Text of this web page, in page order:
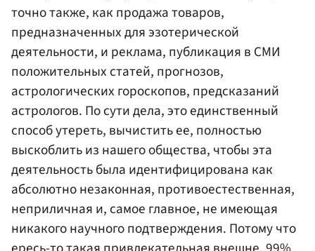
точно также, как продажа товаров,
предназначенных для эзотерической
деятельности, и реклама, публикация в СМИ
положительных статей, прогнозов,
астрологических гороскопов, предсказаний
астрологов. По сути дела, это единственный
способ утереть, вычистить ее, полностью
выскоблить из нашего общества, чтобы эта
деятельность была идентифицирована как
абсолютно незаконная, противоестественная,
неприличная и, самое главное, не имеющая
никакого научного подтверждения. Потому что